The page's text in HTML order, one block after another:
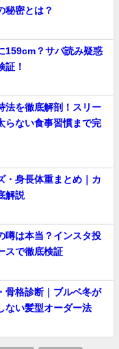
秘密とは？
159cm？サバ読み疑惑
証！
法を徹底解剖！スリー
らない食事習慣まで完
・身長体重まとめ｜カ
解説
噂は本当？インスタ投
スで徹底検証
骨格診断｜ブルベ冬が
ない髪型オーダー法